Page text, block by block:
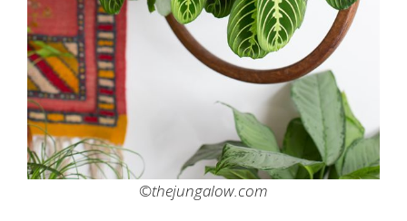
©thejungalow.com